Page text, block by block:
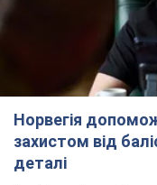
Норвегія
захистом від
деталі